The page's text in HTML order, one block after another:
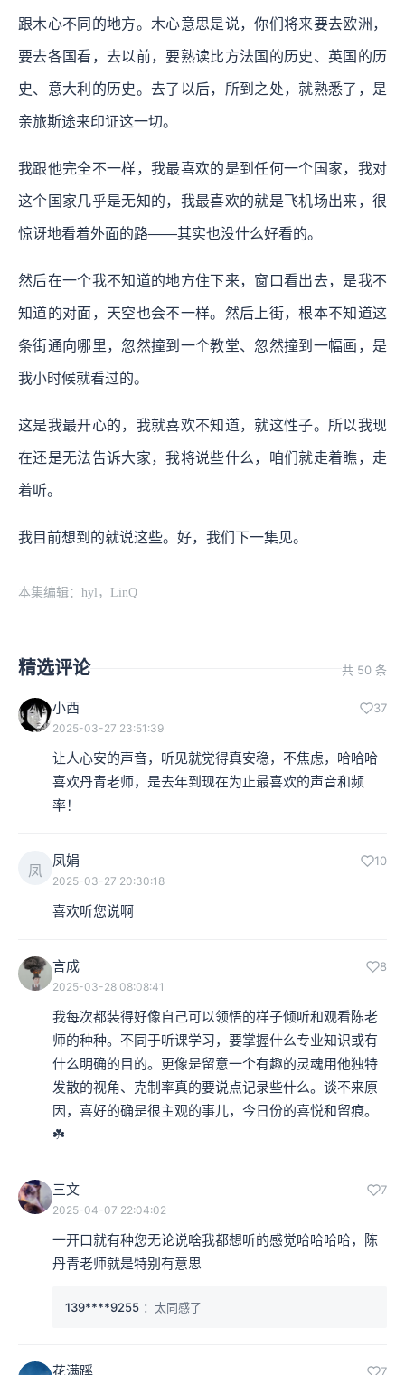
跟木心不同的地方。木心意思是说，你们将来要去欧洲，
要去各国看，去以前，要熟读比方法国的历史、英国的历
史、意大利的历史。去了以后，所到之处，就熟悉了，是
亲旅斯途来印证这一切。
我跟他完全不一样，我最喜欢的是到任何一个国家，我对
这个国家几乎是无知的，我最喜欢的就是飞机场出来，很
惊讶地看着外面的路——其实也没什么好看的。
然后在一个我不知道的地方住下来，窗口看出去，是我不
知道的对面，天空也会不一样。然后上街，根本不知道这
条街通向哪里，忽然撞到一个教堂、忽然撞到一幅画，是
我小时候就看过的。
这是我最开心的，我就喜欢不知道，就这性子。所以我现
在还是无法告诉大家，我将说些什么，咱们就走着瞧，走
着听。
我目前想到的就说这些。好，我们下一集见。
本集编辑：hyl，LinQ
精选评论 共 50 条
小西 37
2025-03-27 23:51:39
让人心安的声音，听见就觉得真安稳，不焦虑，哈哈哈
喜欢丹青老师，是去年到现在为止最喜欢的声音和频
率！
凤
凤娟 10
2025-03-27 20:30:18
喜欢听您说啊
言成 8
2025-03-28 08:08:41
我每次都装得好像自己可以领悟的样子倾听和观看陈老
师的种种。不同于听课学习，要掌握什么专业知识或有
什么明确的目的。更像是留意一个有趣的灵魂用他独特
发散的视角、克制率真的要说点记录些什么。谈不来原
因，喜好的确是很主观的事儿，今日份的喜悦和留痕。
☘️
三文 7
2025-04-07 22:04:02
一开口就有种您无论说啥我都想听的感觉哈哈哈哈，陈
丹青老师就是特别有意思
139****9255 ：太同感了
花满蹊 7